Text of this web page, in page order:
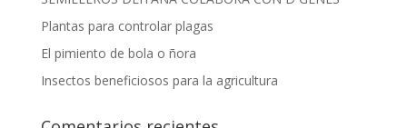
Plantas para controlar plagas
El pimiento de bola o ñora
Insectos beneficiosos para la agricultura